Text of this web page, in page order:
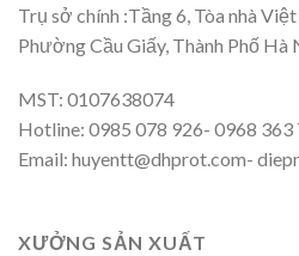
Trụ sở chính :Tầng 6, Tòa nhà Việt
Phường Cầu Giấy, Thành Phố Hà
MST: 0107638074
Hotline: 0985 078 926- 0968 363
Email: huyentt@dhprot.com-
XƯỞNG SẢN XUẤT